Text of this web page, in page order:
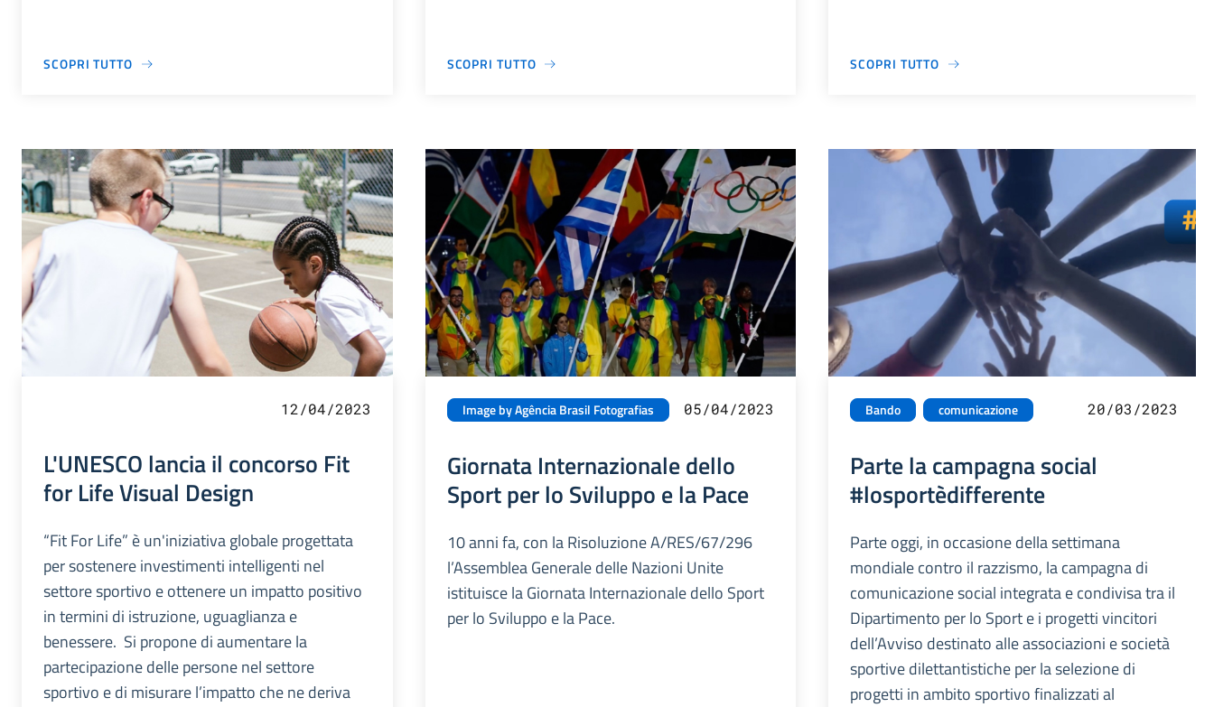
SCOPRI TUTTO SCOPRI TUTTO SCOPRI TUTTO
12/04/2023
L'UNESCO lancia il concorso Fit
for Life Visual Design
“Fit For Life” è un'iniziativa globale progettata
per sostenere investimenti intelligenti nel
settore sportivo e ottenere un impatto positivo
in termini di istruzione, uguaglianza e
benessere. Si propone di aumentare la
partecipazione delle persone nel settore
sportivo e di misurare l’impatto che ne deriva
Image by Agência Brasil Fotografias 05/04/2023
Giornata Internazionale dello
Sport per lo Sviluppo e la Pace
10 anni fa, con la Risoluzione A/RES/67/296
l’Assemblea Generale delle Nazioni Unite
istituisce la Giornata Internazionale dello Sport
per lo Sviluppo e la Pace.
Bando comunicazione 20/03/2023
Parte la campagna social
#losportèdifferente
Parte oggi, in occasione della settimana
mondiale contro il razzismo, la campagna di
comunicazione social integrata e condivisa tra il
Dipartimento per lo Sport e i progetti vincitori
dell’Avviso destinato alle associazioni e società
sportive dilettantistiche per la selezione di
progetti in ambito sportivo finalizzati al